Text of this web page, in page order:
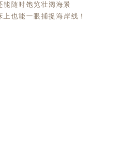
能随时饱览壮阔海景
上也能一眼捕捉海岸线！